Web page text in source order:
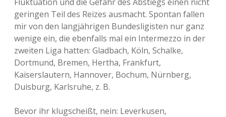
geringen Teil des Reizes ausmacht. Spontan fallen
mir von den langjährigen Bundesligisten nur ganz
wenige ein, die ebenfalls mal ein Intermezzo in der
zweiten Liga hatten: Gladbach, Köln, Schalke,
Dortmund, Bremen, Hertha, Frankfurt,
Kaiserslautern, Hannover, Bochum, Nürnberg,
Duisburg, Karlsruhe, z. B.
Bevor ihr klugscheißt, nein: Leverkusen,